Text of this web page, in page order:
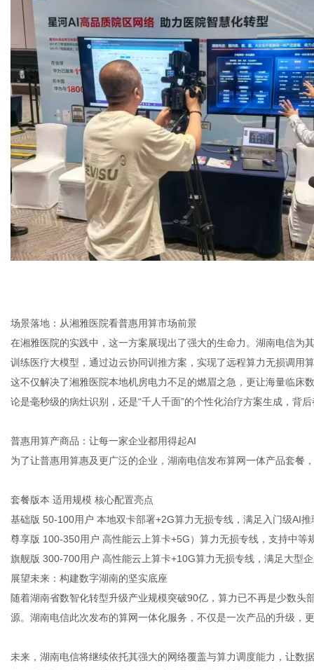
场景落地：从湘雅医院看普惠用算市场前景
在湘雅医院的实践中，这一方案展现出了强大的生命力。湖南电信为
训练医疗大模型，通过边云协同训推方案，实现了远程算力无损调用
这不仅解决了湘雅医院本地机房电力不足的燃眉之急，更让海量临床
论是毫秒级的病灶识别，还是“千人千面”的个性化治疗方案生成，背
普惠用算产商品：让每一家企业都用得起AI
为了让普惠用算惠及更广泛的企业，湖南电信发布算网一体产品套餐
套餐版本 适用规模 核心配置亮点
基础版 50-100用户 本地双卡部署+2G算力无损专线，满足入门级AI推
尊享版 100-350用户 高性能云上算卡+5G）算力无损专线，支持中等
旗舰版 300-700用户 高性能云上算卡+10G算力无损专线，满足大型
展望未来：构建数字湖南的坚实底座
随着湖南省数智化转型升级产业规模突破90亿，算力已不再是少数头
源。湖南电信此次发布的算网一体化服务，不仅是一次产品的升级，
未来，湖南电信将继续依托其强大的网络覆盖与算力调度能力，让数